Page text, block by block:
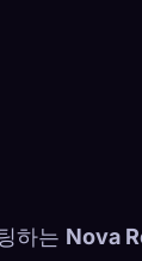
하는 Nova